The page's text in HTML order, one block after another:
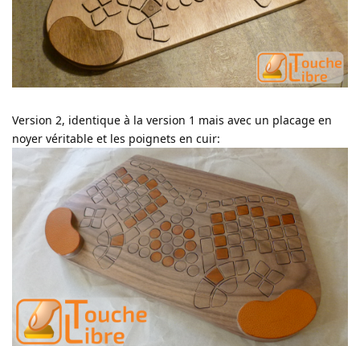
Version 2, identique à la version 1 mais avec un placage en
noyer véritable et les poignets en cuir: